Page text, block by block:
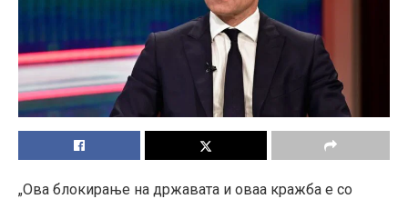
„Ова блокирање на државата и оваа кражба е со